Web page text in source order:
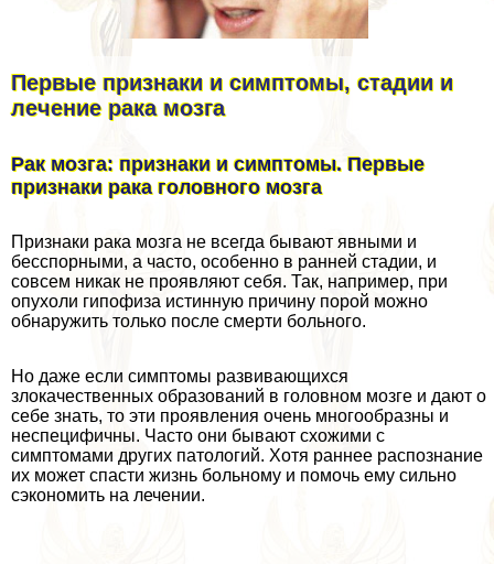
Первые признаки и симптомы, стадии и
лечение paка мозга
Рак мозга: признаки и симптомы. Первые
признаки paка головного мозга
Признаки paка мозга не всегда бывают явными и
бесспopными, а часто, особенно в ранней стадии, и
совсем никак не проявляют себя. Так, например, при
опухоли гипофиза истинную причину порой можно
обнаружить только после cмepти больного.
Но даже если симптомы развивающихся
злокачественных образований в головном мозге и дают о
себе знать, то эти проявления очень многообразны и
неспецифичны. Часто они бывают схожими с
симптомами других патологий. Хотя раннее распознание
их может спасти жизнь больному и помочь ему сильно
сэкономить на лечении.